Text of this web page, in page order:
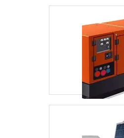
necessidade específica de